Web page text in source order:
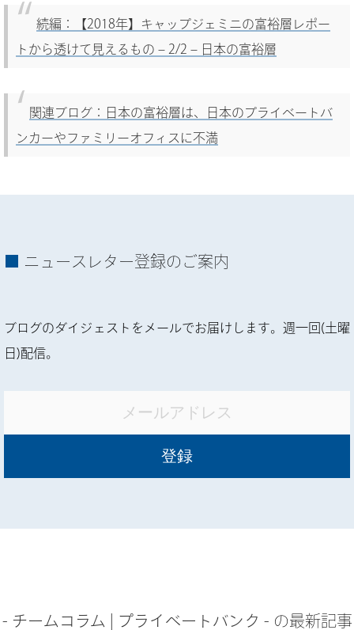
続編：【2018年】キャップジェミニの富裕層レポー
トから透けて見えるもの – 2/2 – 日本の富裕層
関連ブログ：日本の富裕層は、日本のプライベートバ
ンカーやファミリーオフィスに不満
ニュースレター登録のご案内
ブログのダイジェストをメールでお届けします。週一回(土曜
日)配信。
- チームコラム プライベートバンク - の最新記事